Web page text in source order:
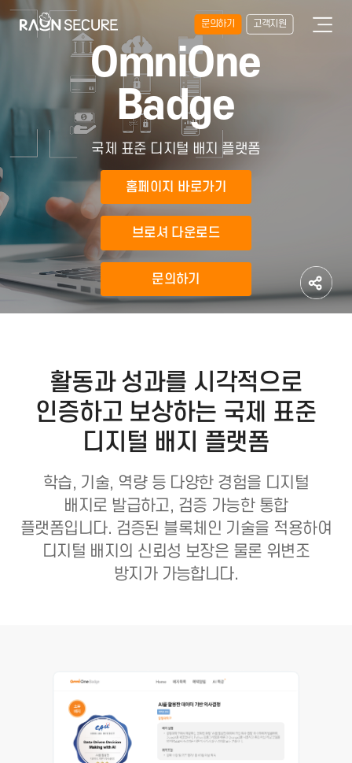
문의하기 고객지원
OmniOne
Badge
국제 표준 디지털 배지 플랫폼
홈페이지 바로가기
브로셔 다운로드
문의하기
활동과 성과를 시각적으로
인증하고 보상하는 국제 표준
디지털 배지 플랫폼
학습, 기술, 역량 등 다양한 경험을 디지털
배지로 발급하고, 검증 가능한 통합
플랫폼입니다. 검증된 블록체인 기술을 적용하여
디지털 배지의 신뢰성 보장은 물론 위변조
방지가 가능합니다.